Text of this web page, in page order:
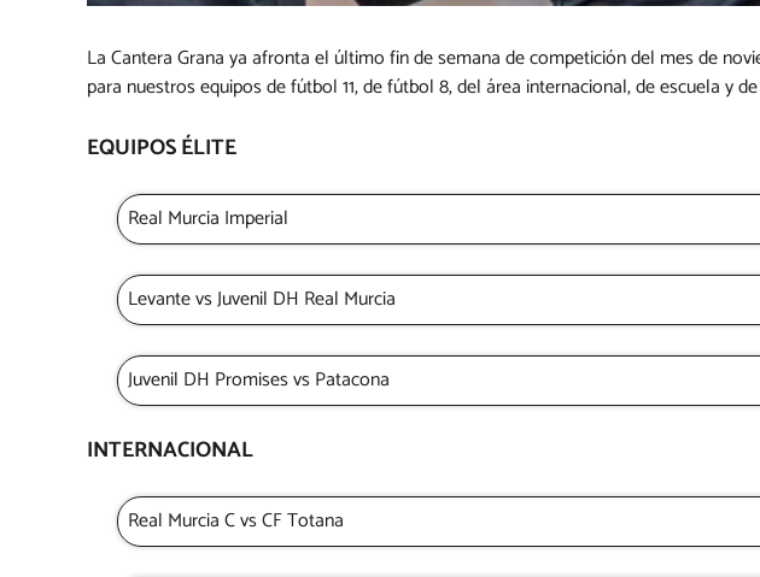
La Cantera Grana ya afronta el último fin de semana de competición del mes de
para nuestros equipos de fútbol 11, de fútbol 8, del área internacional, de escuela y
EQUIPOS ÉLITE
Real Murcia Imperial
Levante vs Juvenil DH Real Murcia
Juvenil DH Promises vs Patacona
INTERNACIONAL
Real Murcia C vs CF Totana